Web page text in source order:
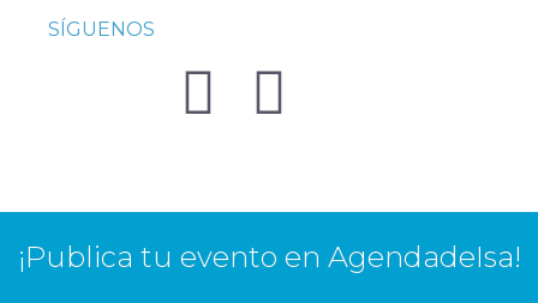
SÍGUENOS
¡Publica tu evento en AgendadeIsa!